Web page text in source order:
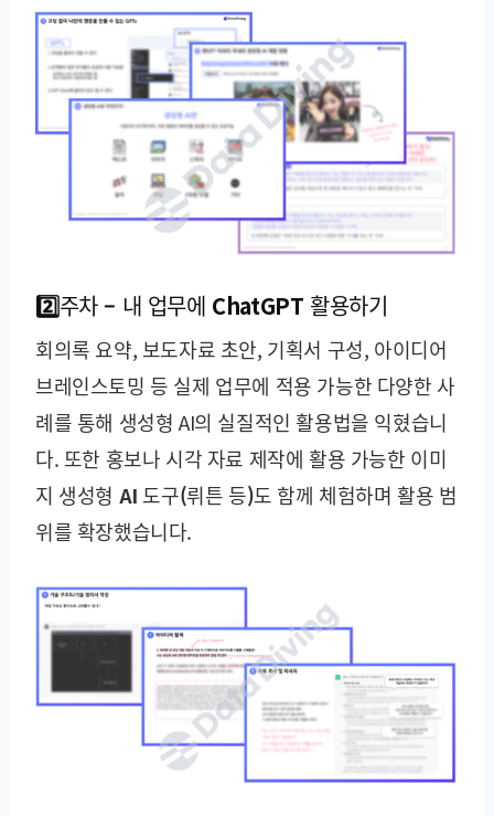
2️⃣주차 – 내 업무에 ChatGPT 활용하기
회의록 요약, 보도자료 초안, 기획서 구성, 아이디어
브레인스토밍 등 실제 업무에 적용 가능한 다양한 사
례를 통해 생성형 AI의 실질적인 활용법을 익혔습니
다. 또한 홍보나 시각 자료 제작에 활용 가능한 이미
지 생성형 AI 도구(뤼튼 등)도 함께 체험하며 활용 범
위를 확장했습니다.